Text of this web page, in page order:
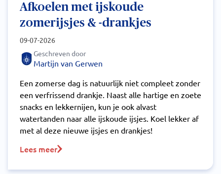
Afkoelen met ijskoude
zomerijsjes & -drankjes
09-07-2026
Geschreven door
Martijn van Gerwen
Een zomerse dag is natuurlijk niet compleet zonder
een verfrissend drankje. Naast alle hartige en zoete
snacks en lekkernijen, kun je ook alvast
watertanden naar alle ijskoude ijsjes. Koel lekker af
met al deze nieuwe ijsjes en drankjes!
Lees meer